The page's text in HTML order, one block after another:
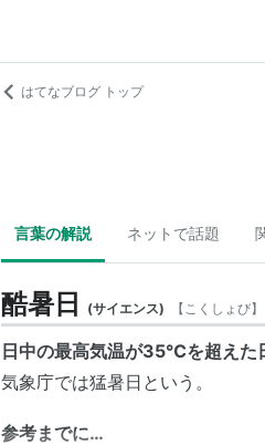
はてなブログ トップ
言葉の解説 ネットで話題
酷暑日 (サイエンス) 【こくしょび】
日中の最高気温が35℃を超えた
気象庁では猛暑日 という。
参考までに…